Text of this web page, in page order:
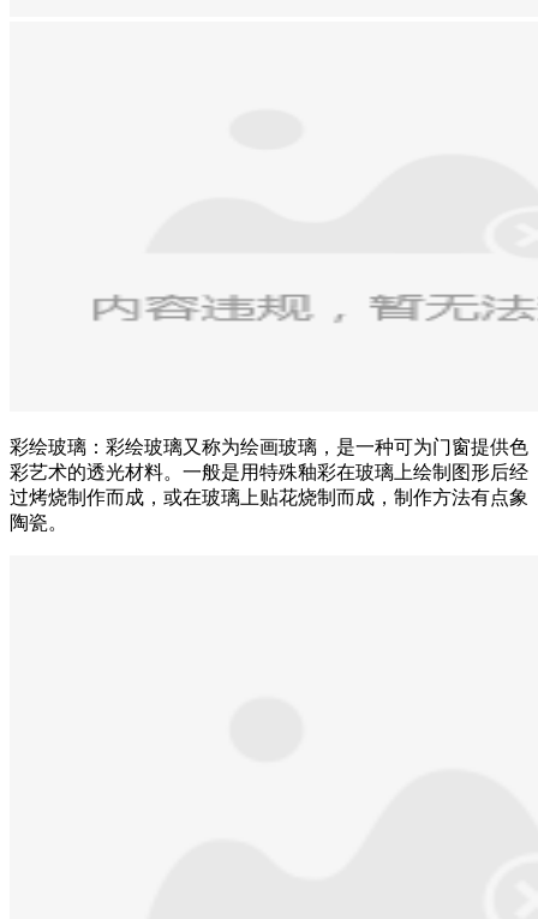
彩绘玻璃：彩绘玻璃又称为绘画玻璃，是一种可为门窗提供色
彩艺术的透光材料。一般是用特殊釉彩在玻璃上绘制图形后经
过烤烧制作而成，或在玻璃上贴花烧制而成，制作方法有点象
陶瓷。